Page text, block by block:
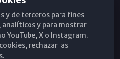
y de terceros para fines
analíticos y para mostrar
YouTube, X o Instagram.
rechazar las